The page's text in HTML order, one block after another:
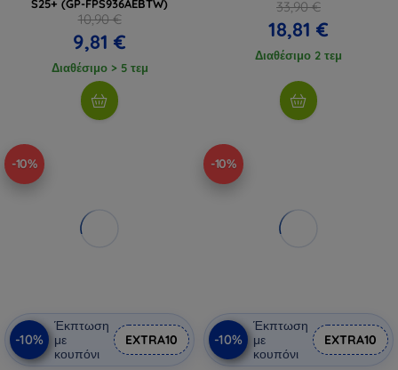
S25+ (GP-FPS936AEBTW)
10,90 €
9,81 €
Διαθέσιμο > 5 τεμ
33,90 €
18,81 €
Διαθέσιμο 2 τεμ
-10%
-10%
Έκπτωση
με
κουπόνι
EXTRA10
-10%
-10%
Έκπτωση
με
κουπόνι
EXTRA10